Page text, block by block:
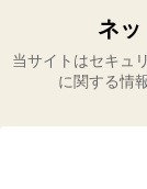
ネ
当サイトはセキュ
に関する情